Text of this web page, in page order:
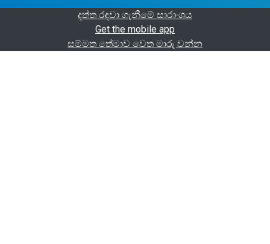
දත්ත රඳවා ගැනීමේ සාරාංශය
Get the mobile app
සම්මත තේමාව වෙත මාරු වන්න